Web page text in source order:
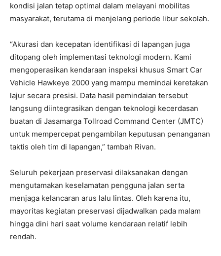
kondisi jalan tetap optimal dalam melayani mobilitas
masyarakat, terutama di menjelang periode libur sekolah.
“Akurasi dan kecepatan identifikasi di lapangan juga
ditopang oleh implementasi teknologi modern. Kami
mengoperasikan kendaraan inspeksi khusus Smart Car
Vehicle Hawkeye 2000 yang mampu memindai keretakan
lajur secara presisi. Data hasil pemindaian tersebut
langsung diintegrasikan dengan teknologi kecerdasan
buatan di Jasamarga Tollroad Command Center (JMTC)
untuk mempercepat pengambilan keputusan penanganan
taktis oleh tim di lapangan,” tambah Rivan.
Seluruh pekerjaan preservasi dilaksanakan dengan
mengutamakan keselamatan pengguna jalan serta
menjaga kelancaran arus lalu lintas. Oleh karena itu,
mayoritas kegiatan preservasi dijadwalkan pada malam
hingga dini hari saat volume kendaraan relatif lebih
rendah.